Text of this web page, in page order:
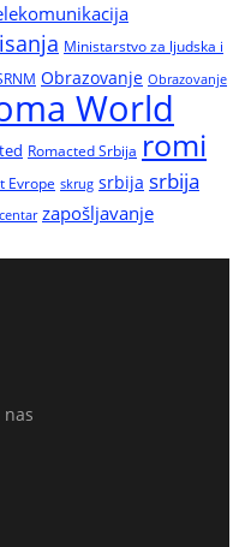
Ministarstvo za ljudska i
Obrazovanje Obrazovanje
World
Romacted Srbija romi
Evrope skrug srbija srbija
zapošljavanje